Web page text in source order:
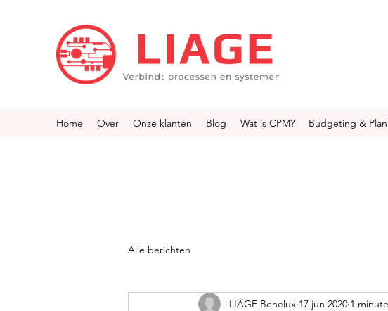
Home Over Onze klanten Blog Wat is CPM? Budgeting &
Alle berichten
LIAGE Benelux 17 jun 2020 1